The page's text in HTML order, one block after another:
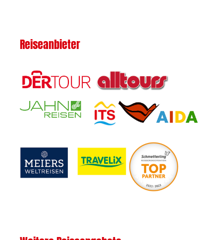
Reiseanbieter